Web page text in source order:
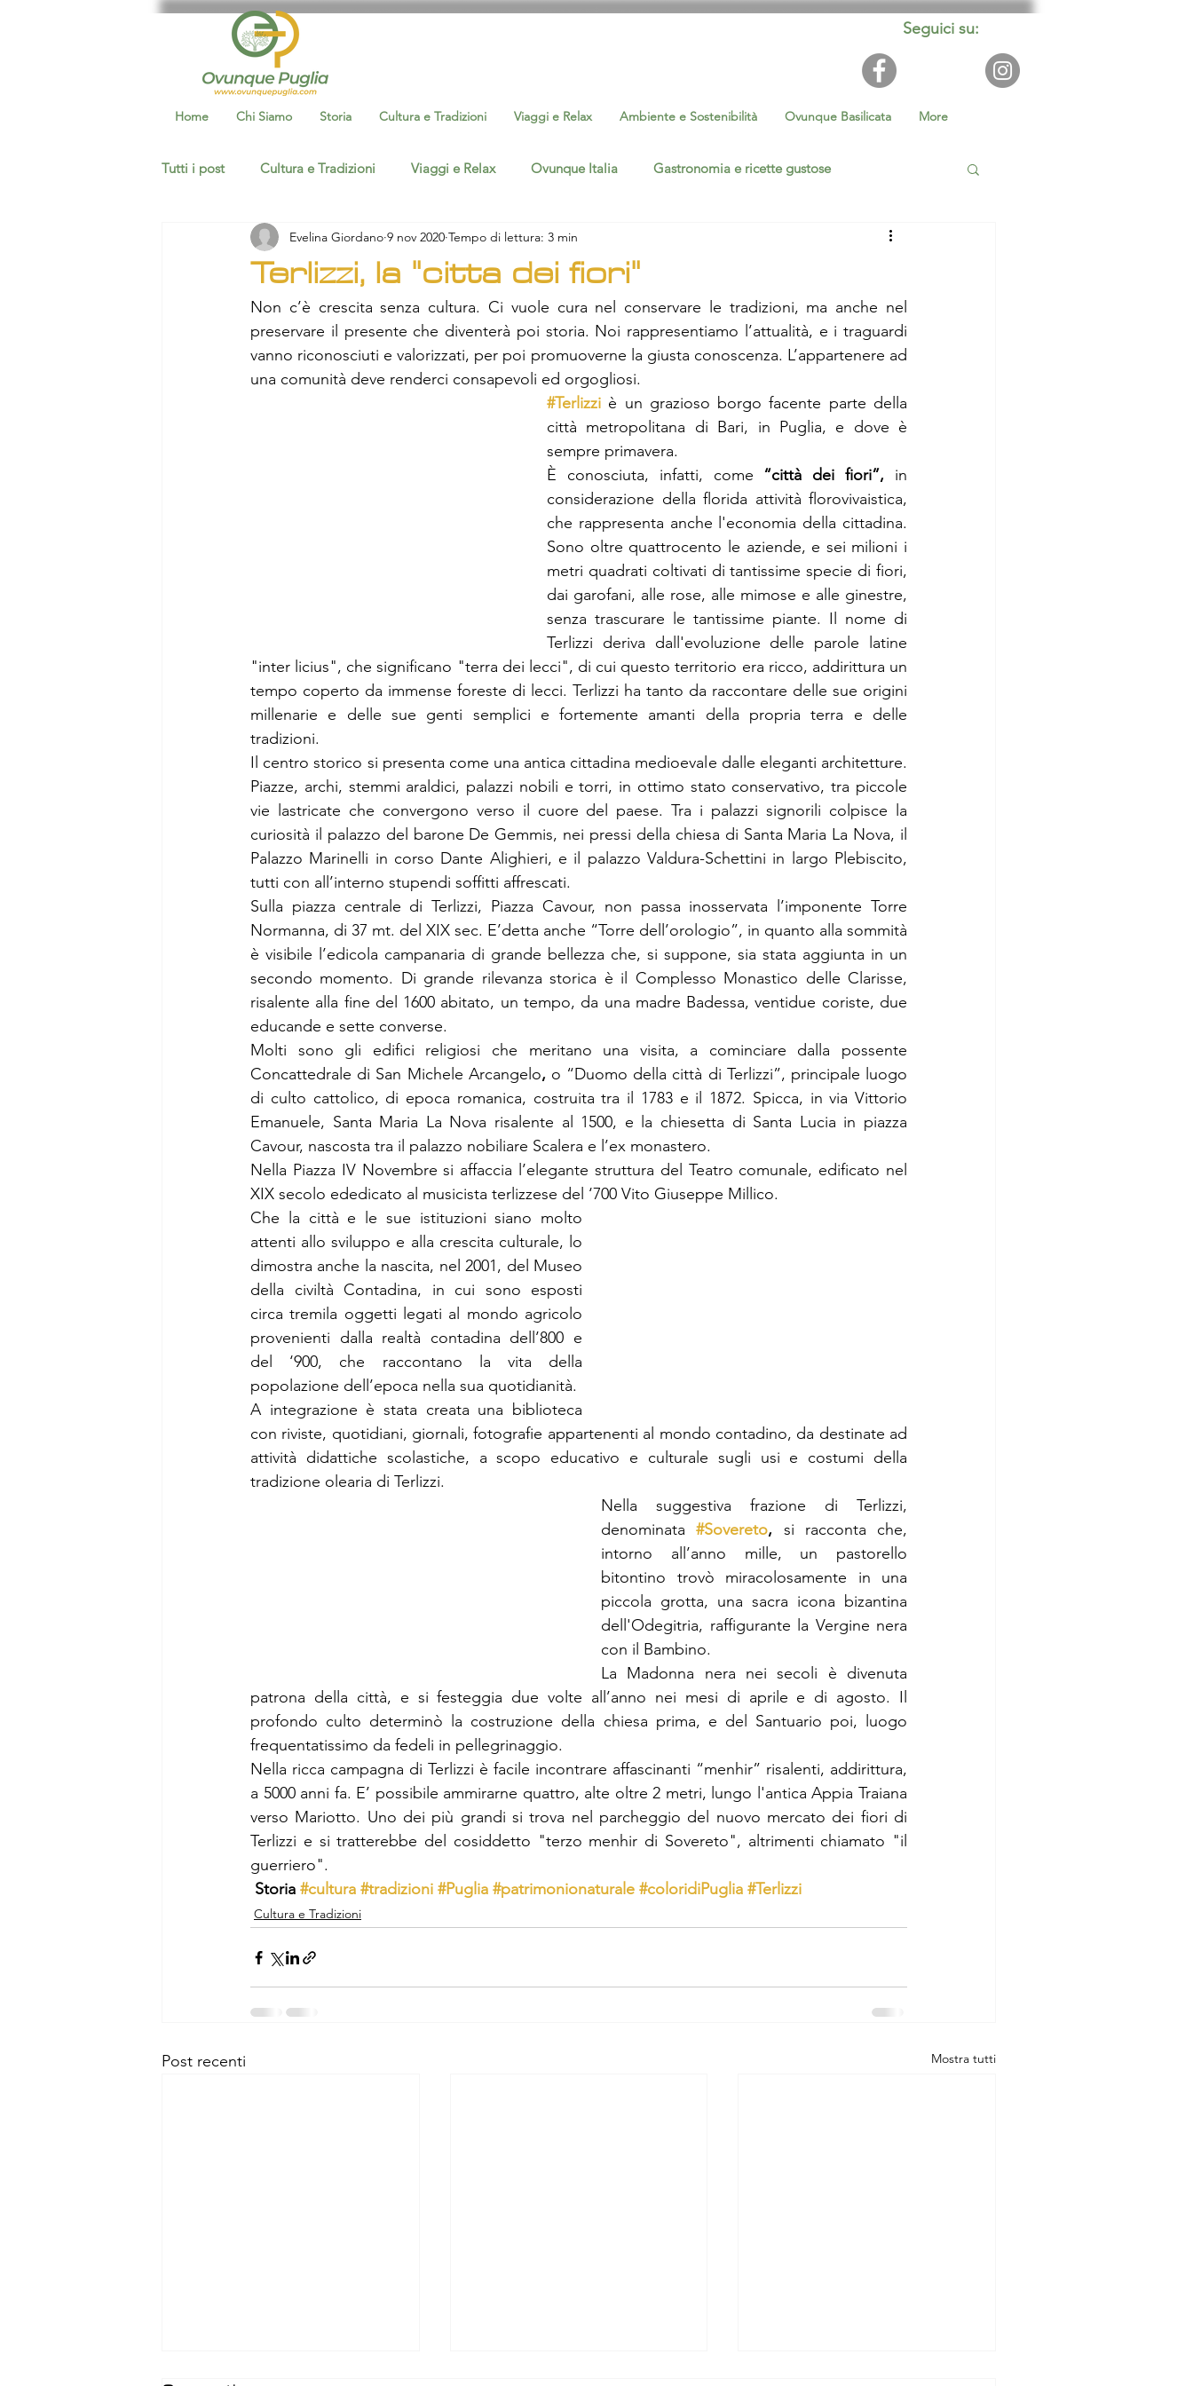
Seguici su:
Home Chi Siamo Storia Cultura e Tradizioni Viaggi e Relax Ambiente e Sostenibilità Ovunque Basilicata More
Tutti i post Cultura e Tradizioni Viaggi e Relax Ovunque Italia Gastronomia e ricette gustose
Eventi socio culturali storia Interviste Eventi Cultura e Sport
ceglie messapica Ovunque Basilicata Ovunque Basilicata
Terlizzi, la "citta dei fiori"
Evelina Giordano 9 nov 2020 Tempo di lettura: 3 min
Non c’è crescita senza cultura. Ci vuole cura nel conservare le tradizioni, ma anche nel
preservare il presente che diventerà poi storia. Noi rappresentiamo l’attualità, e i traguardi
vanno riconosciuti e valorizzati, per poi promuoverne la giusta conoscenza. L’appartenere ad
una comunità deve renderci consapevoli ed orgogliosi.
#Terlizzi è un grazioso borgo facente parte della
città metropolitana di Bari, in Puglia, e dove è
sempre primavera.
È conosciuta, infatti, come “città dei fiori”, in
considerazione della florida attività florovivaistica,
che rappresenta anche l'economia della cittadina.
Sono oltre quattrocento le aziende, e sei milioni i
metri quadrati coltivati di tantissime specie di fiori,
dai garofani, alle rose, alle mimose e alle ginestre,
senza trascurare le tantissime piante. Il nome di
Terlizzi deriva dall'evoluzione delle parole latine
"inter licius", che significano "terra dei lecci", di cui questo territorio era ricco, addirittura un
tempo coperto da immense foreste di lecci. Terlizzi ha tanto da raccontare delle sue origini
millenarie e delle sue genti semplici e fortemente amanti della propria terra e delle
tradizioni.
Il centro storico si presenta come una antica cittadina medioevale dalle eleganti architetture.
Piazze, archi, stemmi araldici, palazzi nobili e torri, in ottimo stato conservativo, tra piccole
vie lastricate che convergono verso il cuore del paese. Tra i palazzi signorili colpisce la
curiosità il palazzo del barone De Gemmis, nei pressi della chiesa di Santa Maria La Nova, il
Palazzo Marinelli in corso Dante Alighieri, e il palazzo Valdura-Schettini in largo Plebiscito,
tutti con all’interno stupendi soffitti affrescati.
Sulla piazza centrale di Terlizzi, Piazza Cavour, non passa inosservata l’imponente Torre
Normanna, di 37 mt. del XIX sec. E’detta anche “Torre dell’orologio”, in quanto alla sommità
è visibile l’edicola campanaria di grande bellezza che, si suppone, sia stata aggiunta in un
secondo momento. Di grande rilevanza storica è il Complesso Monastico delle Clarisse,
risalente alla fine del 1600 abitato, un tempo, da una madre Badessa, ventidue coriste, due
educande e sette converse.
Molti sono gli edifici religiosi che meritano una visita, a cominciare dalla possente
Concattedrale di San Michele Arcangelo, o “Duomo della città di Terlizzi”, principale luogo
di culto cattolico, di epoca romanica, costruita tra il 1783 e il 1872. Spicca, in via Vittorio
Emanuele, Santa Maria La Nova risalente al 1500, e la chiesetta di Santa Lucia in piazza
Cavour, nascosta tra il palazzo nobiliare Scalera e l’ex monastero.
Nella Piazza IV Novembre si affaccia l’elegante struttura del Teatro comunale, edificato nel
XIX secolo ededicato al musicista terlizzese del ‘700 Vito Giuseppe Millico.
Che la città e le sue istituzioni siano molto
attenti allo sviluppo e alla crescita culturale, lo
dimostra anche la nascita, nel 2001, del Museo
della civiltà Contadina, in cui sono esposti
circa tremila oggetti legati al mondo agricolo
provenienti dalla realtà contadina dell’800 e
del ‘900, che raccontano la vita della
popolazione dell’epoca nella sua quotidianità.
A integrazione è stata creata una biblioteca
con riviste, quotidiani, giornali, fotografie appartenenti al mondo contadino, da destinate ad
attività didattiche scolastiche, a scopo educativo e culturale sugli usi e costumi della
tradizione olearia di Terlizzi.
Nella suggestiva frazione di Terlizzi,
denominata #Sovereto, si racconta che,
intorno all’anno mille, un pastorello
bitontino trovò miracolosamente in una
piccola grotta, una sacra icona bizantina
dell'Odegitria, raffigurante la Vergine nera
con il Bambino.
La Madonna nera nei secoli è divenuta
patrona della città, e si festeggia due volte all’anno nei mesi di aprile e di agosto. Il
profondo culto determinò la costruzione della chiesa prima, e del Santuario poi, luogo
frequentatissimo da fedeli in pellegrinaggio.
Nella ricca campagna di Terlizzi è facile incontrare affascinanti “menhir” risalenti, addirittura,
a 5000 anni fa. E’ possibile ammirarne quattro, alte oltre 2 metri, lungo l'antica Appia Traiana
verso Mariotto. Uno dei più grandi si trova nel parcheggio del nuovo mercato dei fiori di
Terlizzi e si tratterebbe del cosiddetto "terzo menhir di Sovereto", altrimenti chiamato "il
guerriero".
Storia #cultura #tradizioni #Puglia #patrimonionaturale #coloridiPuglia #Terlizzi
Cultura e Tradizioni
Post recenti Mostra tutti